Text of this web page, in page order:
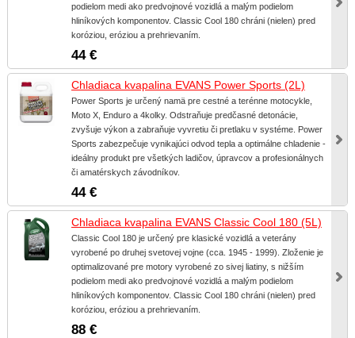
podielom medi ako predvojnové vozidlá a malým podielom
hliníkových komponentov. Classic Cool 180 chráni (nielen) pred
koróziou, eróziou a prehrievaním.
44 €
Chladiaca kvapalina EVANS Power Sports (2L)
Power Sports je určený namä pre cestné a terénne motocykle,
Moto X, Enduro a 4kolky. Odstraňuje predčasné detonácie,
zvyšuje výkon a zabraňuje vyvretiu či pretlaku v systéme. Power
Sports zabezpečuje vynikajúci odvod tepla a optimálne chladenie -
ideálny produkt pre všetkých ladičov, úpravcov a profesionálnych
či amatérskych závodníkov.
44 €
Chladiaca kvapalina EVANS Classic Cool 180 (5L)
Classic Cool 180 je určený pre klasické vozidlá a veterány
vyrobené po druhej svetovej vojne (cca. 1945 - 1999). Zloženie je
optimalizované pre motory vyrobené zo sivej liatiny, s nižším
podielom medi ako predvojnové vozidlá a malým podielom
hliníkových komponentov. Classic Cool 180 chráni (nielen) pred
koróziou, eróziou a prehrievaním.
88 €